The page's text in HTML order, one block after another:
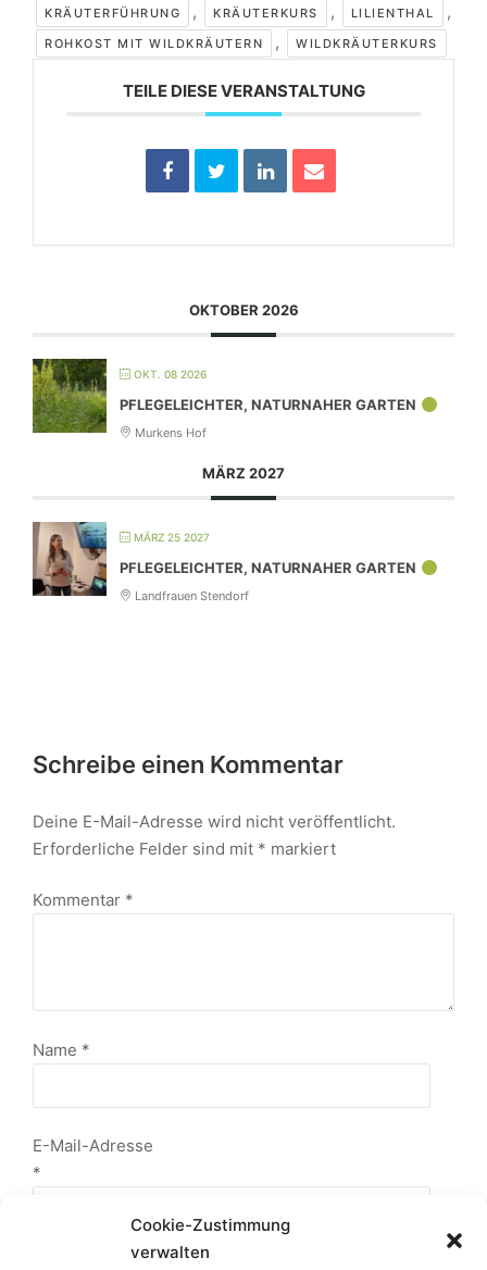
Cookie-Zustimmung
verwalten
KRÄUTERFÜHRUNG , KRÄUTERKURS , LILIENTHAL ,
ROHKOST MIT WILDKRÄUTERN , WILDKRÄUTERKURS
TEILE DIESE VERANSTALTUNG
OKTOBER 2026
OKT. 08 2026
PFLEGELEICHTER, NATURNAHER GARTEN
Murkens Hof
MÄRZ 2027
MÄRZ 25 2027
PFLEGELEICHTER, NATURNAHER GARTEN
Landfrauen Stendorf
Schreibe einen Kommentar
Deine E-Mail-Adresse wird nicht veröffentlicht.
Erforderliche Felder sind mit * markiert
Kommentar *
Name *
E-Mail-Adresse
*